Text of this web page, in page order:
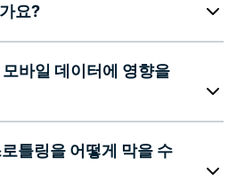
요?
바일 데이터에 영향을
틀링을 어떻게 막을 수